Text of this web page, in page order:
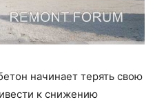
начинает терять свою
к снижению